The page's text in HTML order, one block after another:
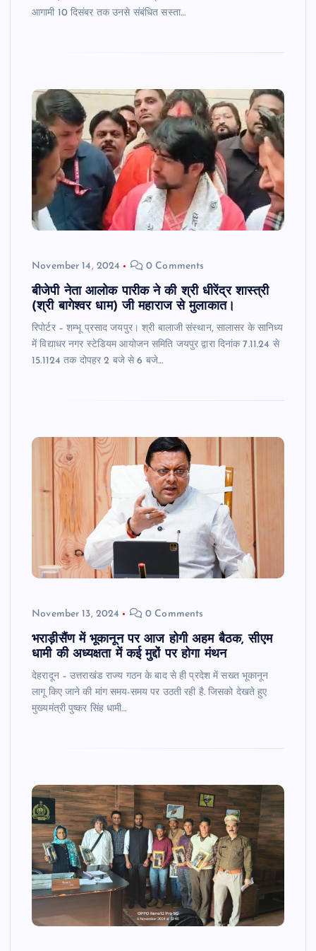
आगामी 10 दिसंबर तक उनसे संबंधित सस्ता…
November 14, 2024 0 Comments
बीजेपी नेता आलोक पारीक ने की श्री धीरेंद्र शास्त्री
(श्री बागेश्वर धाम) जी महाराज से मुलाकात।
रिपोर्टर – शम्भू प्रसाद जयपुर। श्री बालाजी संस्थान, सालासर के सानिध्य
में विद्याधर नगर स्टेडियम आयोजन समिति जयपुर द्वारा दिनांक 7.11.24 से
15.1124 तक दोपहर 2 बजे से 6 बजे…
November 13, 2024 0 Comments
भराड़ीसैंण में भूकानून पर आज होगी अहम बैठक, सीएम
धामी की अध्यक्षता में कई मुद्दों पर होगा मंथन
देहरादून – उत्तराखंड राज्य गठन के बाद से ही प्रदेश में सख्त भूकानून
लागू किए जाने की मांग समय-समय पर उठती रही है. जिसको देखते हुए
मुख्यमंत्री पुष्कर सिंह धामी…